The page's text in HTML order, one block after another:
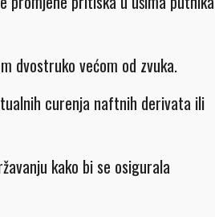
dvostruko većom od zvuka.
curenja naftnih derivata ili
kako bi se osigurala